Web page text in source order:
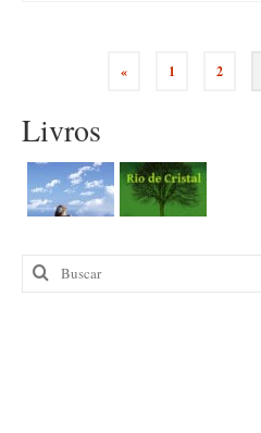
Paginação
de
posts
« 1 2
Livros
Buscar
por: